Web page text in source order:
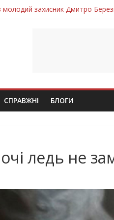
молодий захисник Дмитро
Петро Федів
скорботі: на щиті
безвісти, – Ангелом додому
СПРАВЖНІ БЛОГИ
ледь не